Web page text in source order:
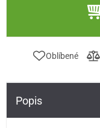
Oblíbené
Popis